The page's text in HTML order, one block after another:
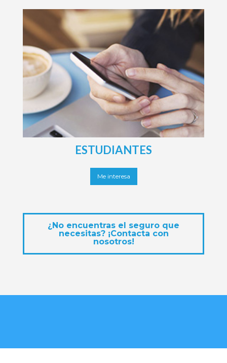
Seguros Sanitas
Sanitas Estudiantes
Sanitas Internacional Residents
ESTUDIANTES
Me interesa
¿No encuentras el seguro que
necesitas? ¡Contacta con
nosotros!